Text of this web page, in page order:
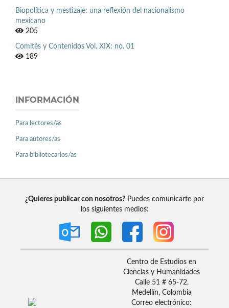
Biopolítica y mestizaje: una reflexión del nacionalismo
mexicano
205
Comités y Contenidos Vol. XIX: no. 01
189
INFORMACIÓN
Para lectores/as
Para autores/as
Para bibliotecarios/as
¿Quieres publicar con nosotros? Puedes comunicarte por
los siguientes medios:
Centro de Estudios en
Ciencias y Humanidades
Calle 51 # 65-72,
Medellín, Colombia
Correo electrónico: